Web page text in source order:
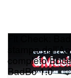
Fit Check:
stampa
completo
BadBo 1.0